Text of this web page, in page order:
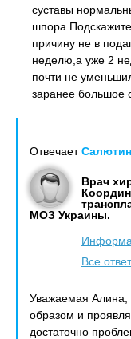
суставы
причину не в
неделю,а уже 2
почти не
заранее большое
Отвечает
Врач
МОЗ Украины.
Все
Уважаемая Алина,
образом и
достаточно